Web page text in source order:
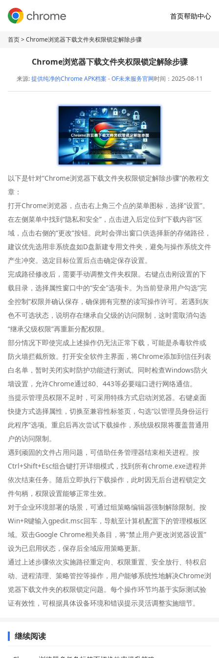
首页帮助中心
首页> Chrome浏览器下载文件夹权限锁定解除步骤
Chrome浏览器下载文件夹权限锁定解除步骤
来源:提供纯净的Chrome APK档案 - OF未来服务官网时间：2025-08-11
以下是针对“Chrome浏览器下载文件夹权限锁定解除步骤”的教程文
章：
打开Chrome浏览器，点击右上角三个点的菜单图标，选择“设置”。
在左侧菜单中找到“隐私和安全”，点击进入后定位到“下载内容”区
域，点击右侧的“更改”按钮。此时会弹出窗口供选择新的存储路径，
建议优先选用非系统盘如D盘新建专用文件夹，避免与操作系统文件
产生冲突。选定目标位置后点击确定保存设置。
完成路径修改后，需要手动调整文件夹权限。右键点击刚设置的下
载目录，选择属性窗口中的“安全”选项卡。为当前登录用户勾选“完
全控制”权限并确认保存，确保拥有完整的读写操作许可。若遇到灰
色不可选状态，说明存在继承自父级的访问限制，这时需取消勾选
“继承父级权限”再重新分配权限。
部分情况下即使完成上述操作仍无法正常下载，可能是杀毒软件或
防火墙拦截所致。打开安全软件主界面，将Chrome添加到信任列表
白名单，暂时关闭实时防护功能进行测试。同时检查Windows防火
墙设置，允许Chrome通过80、443等必要端口进行网络通信。
当提示管理员权限不足时，可采用特殊方式启动浏览器。右键桌面
快捷方式选择属性，切换至兼容性标签页，勾选“以管理员身份运行
此程序”选项。重启后再次尝试下载操作，系统级权限将覆盖普通用
户的访问限制。
遇到顽固的文件占用问题，可借助任务管理器结束相关进程。按
Ctrl+Shift+Esc组合键打开详细模式，找到所有chrome.exe进程并
依次结束任务。随后立即执行下载操作，此时因无后台进程锁定文
件句柄，权限设置能够正常生效。
对于企业环境部署的场景，可通过组策略编辑器强制解除限制。按
Win+R键输入gpedit.msc回车，导航至计算机配置下的管理模板区
域。双击Google Chrome相关条目，将“禁止用户更改浏览器设置”
设为已启用状态，保存后全域应用策略更新。
通过上述步骤依次实施路径重定向、权限重置、安全放行、特权启
动、进程清理、策略管控等操作，用户能够系统性地解决Chrome浏
览器下载文件夹的权限锁定问题。每个操作环节均基于实际测试验
证有效性，可根据具体设备环境和错误提示灵活调整实施细节。
继续阅读